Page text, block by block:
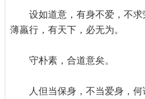
设如道意，有身不爱，不
薄羸行，有天下，必无为。
守朴素，合道意矣。
人但当保身，不当爱身，